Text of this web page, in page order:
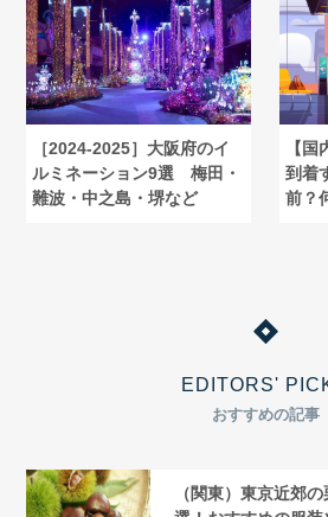
［2024-2025］大阪府のイ
ルミネーション9選 梅田・
難波・中之島・堺など
【
到着
前？
EDITORS'
おすすめの記事
（関東）東京近郊